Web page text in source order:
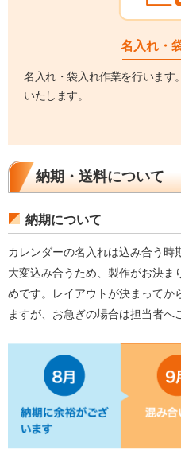
名入れ・
名入れ・袋入れ作業を行います
いたします。
納期・送料について
納期について
カレンダーの名入れは込み合う時
大変込み合うため、製作がお決ま
めです。レイアウトが決まってか
ますが、お急ぎの場合は担当者へ